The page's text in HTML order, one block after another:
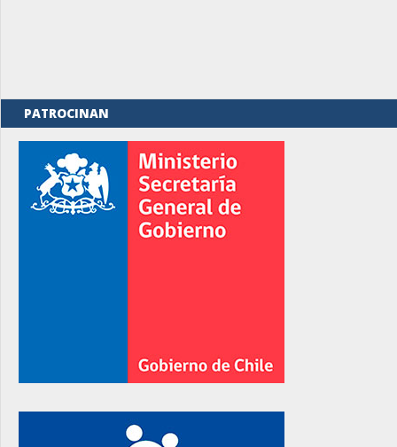
PATROCINAN